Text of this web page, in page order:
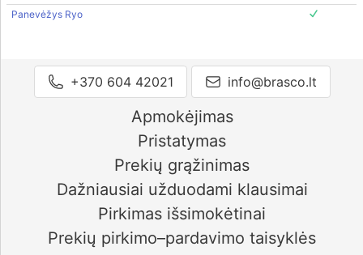
Panevėžys Ryo
+370 604 42021 info@brasco.lt
Apmokėjimas
Pristatymas
Prekių grąžinimas
Dažniausiai užduodami klausimai
Pirkimas išsimokėtinai
Prekių pirkimo–pardavimo taisyklės